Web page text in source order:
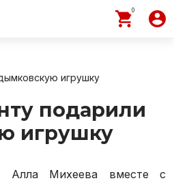
0
игрушку
подарили
игрушку
Алла Михеева вместе с